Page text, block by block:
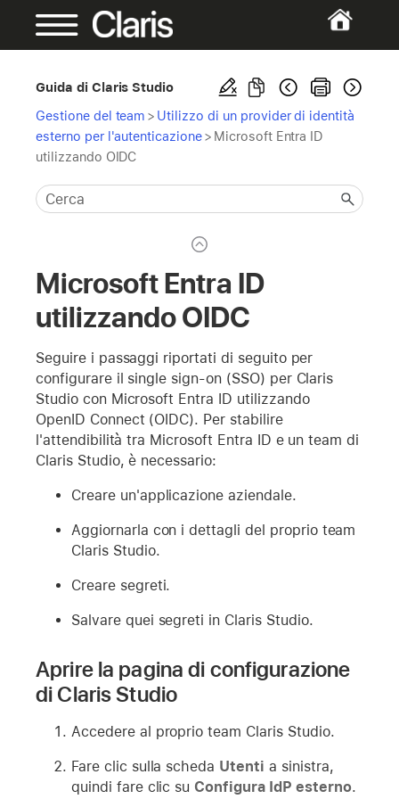
Guida di Claris Studio
Gestione del team > Utilizzo di un provider di identità
esterno per l'autenticazione> Microsoft Entra ID
utilizzando OIDC
Microsoft Entra ID
utilizzando OIDC
Seguire i passaggi riportati di seguito per
configurare il single sign-on (SSO) per Claris
Studio con Microsoft Entra ID utilizzando
OpenID Connect (OIDC). Per stabilire
l'attendibilità tra Microsoft Entra ID e un team di
Claris Studio, è necessario:
Creare un'applicazione aziendale.
Aggiornarla con i dettagli del proprio team
Claris Studio.
Creare segreti.
Salvare quei segreti in Claris Studio.
Aprire la pagina di configurazione
di Claris Studio
Accedere al proprio team Claris Studio.
Fare clic sulla scheda Utenti a sinistra,
quindi fare clic su Configura IdP esterno.